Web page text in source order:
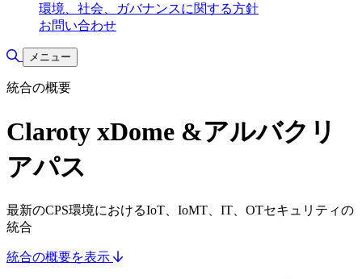
環境、社会、ガバナンスに関する方針
お問い合わせ
検索の切り替え
メニュー
統合の概要
Claroty xDome &アルバクリ
アパス
最新のCPS環境におけるIoT、IoMT、IT、OTセキュリティの
統合
統合の概要を表示